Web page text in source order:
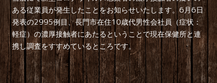
ある従業員が発生したことをお知らせいたします。6 月6日
発表の2995例目、長門市在住10歳代男性会社員（症状：
軽症）の濃厚接触者にあたるということで現在保健所と連
携し調査をすすめているところです。